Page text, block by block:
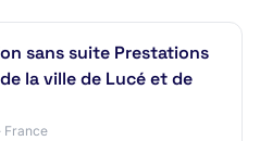
sans suite Prestations
la ville de Lucé et de
France